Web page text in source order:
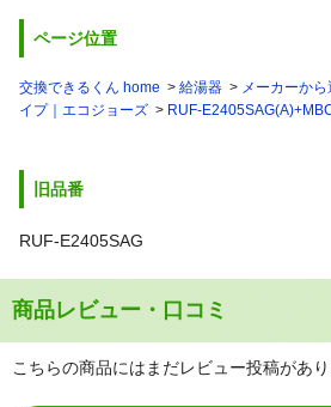
ページ位置
交換できるくん home 給湯器 メーカーから
イプ｜エコジョーズ
RUF-
旧品番
RUF-E2405SAG
商品レビュー・口コミ
こちらの商品にはまだレビュー投稿があり